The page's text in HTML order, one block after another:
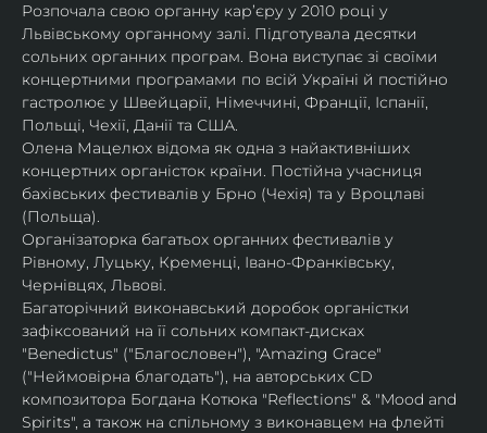
Розпочала свою органну кар’єру у 2010 році у
Львівському органному залі. Підготувала десятки
сольних органних програм. Вона виступає зі своїми
концертними програмами по всій Україні й постійно
гастролює у Швейцарії, Німеччині, Франції, Іспанії,
Польщі, Чехії, Данії та США.
Олена Мацелюх відома як одна з найактивніших
концертних органісток країни. Постійна учасниця
бахівських фестивалів у Брно (Чехія) та у Вроцлаві
(Польща).
Організаторка багатьох органних фестивалів у
Рівному, Луцьку, Кременці, Івано-Франківську,
Чернівцях, Львові.
Багаторічний виконавський доробок органістки
зафіксований на її сольних компакт-дисках
"Benedictus" ("Благословен"), "Amazing Grace"
("Неймовірна благодать"), на авторських CD
композитора Богдана Котюка "Reflections" & "Mood and
Spirits", а також на спільному з виконавцем на флейті